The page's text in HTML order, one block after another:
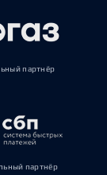
партнёр
партнёр